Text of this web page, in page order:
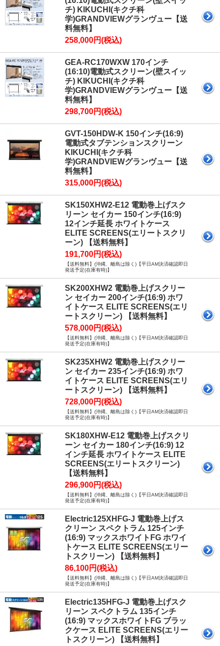
チ) KIKUCHI(キクチ科
学)GRANDVIEWグランヴュー【送
料無料】
258,000円(税込)
GEA-RC170WXW 170インチ
(16:10)電動式スクリーン(壁スイッ
チ) KIKUCHI(キクチ科
学)GRANDVIEWグランヴュー【送
料無料】
298,700円(税込)
GVT-150HDW-K 150インチ(16:9)
電動式タブテンションスクリーン
KIKUCHI(キクチ科
学)GRANDVIEWグランヴュー【送
料無料】
315,000円(税込)
SK150XHW2-E12 電動巻上げスク
リーン セイカー 150インチ(16:9)
12インチ延長 ホワイトケース
ELITE SCREENS(エリートスクリ
ーン) 【送料無料】
191,700円(税込)
【送料無料】(沖縄、離島は除く)【平日AM決済確認即日
発送予定(在庫有時)】
SK200XHW2 電動巻上げスクリー
ン セイカー 200インチ(16:9) ホワ
イトケース ELITE SCREENS(エリ
ートスクリーン) 【送料無料】
578,000円(税込)
【送料無料】(沖縄、離島は除く)【平日AM決済確認即日
発送予定(在庫有時)】
SK235XHW2 電動巻上げスクリー
ン セイカー 235インチ(16:9) ホワ
イトケース ELITE SCREENS(エリ
ートスクリーン) 【送料無料】
728,000円(税込)
【送料無料】(沖縄、離島は除く)【平日AM決済確認即日
発送予定(在庫有時)】
SK180XHW-E12 電動巻上げスクリ
ーン セイカー 180インチ(16:9) 12
インチ延長 ホワイトケース ELITE
SCREENS(エリートスクリーン)
【送料無料】
296,900円(税込)
【送料無料】(沖縄、離島は除く)【平日AM決済確認即日
発送予定(在庫有時)】
Electric125XHFG-J 電動巻上げス
クリーン スペクトラム 125インチ
(16:9) マックスホワイトFG ホワイ
トケース ELITE SCREENS(エリー
トスクリーン) 【送料無料】
86,100円(税込)
【送料無料】(沖縄、離島は除く)【平日AM決済確認即日
発送予定(在庫有時)】
Electric135HFG-J 電動巻上げスク
リーン スペクトラム 135インチ
(16:9) マックスホワイトFG ブラッ
クケース ELITE SCREENS(エリー
トスクリーン) 【送料無料】